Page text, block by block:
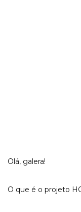
Olá, galera!
O que é o projeto